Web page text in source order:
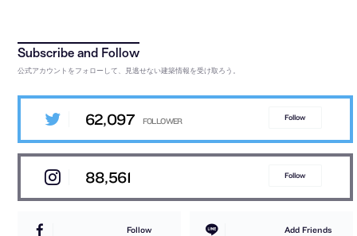
公式アカウントをフォローして、見逃せない建築情報を受け取ろう。
62,097 Follow
88,561 Follow
Follow Add Friends